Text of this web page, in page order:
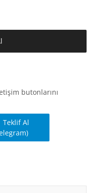
butonlarını
Teklif Al